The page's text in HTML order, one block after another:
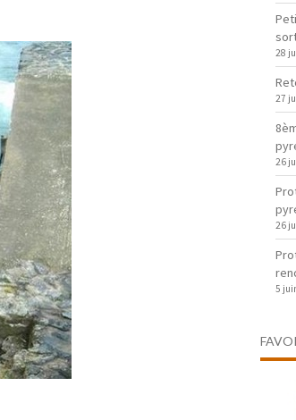
28
27
26
26
5